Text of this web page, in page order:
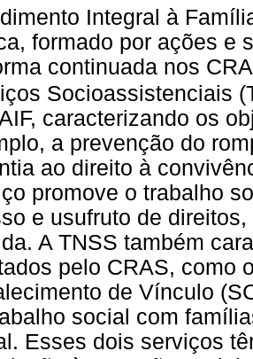
Integral à
formado por ações e
continuada nos
Socioassistenciais
caracterizando os
a prevenção do
ao direito à
promove o trabalho
e usufruto de
A TNSS também
pelo CRAS, como
de Vínculo
social com
Esses dois serviços